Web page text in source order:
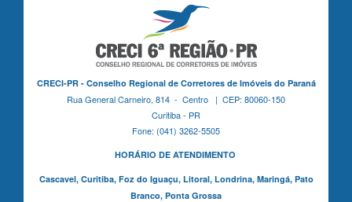
CRECI-PR - Conselho Regional de Corretores de Imóveis do Paraná
Rua General Carneiro, 814 - Centro | CEP: 80060-150
Curitiba - PR
Fone: (041) 3262-5505
HORÁRIO DE ATENDIMENTO
Cascavel, Curitiba,Foz do Iguaçu, Litoral, Londrina, Maringá, Pato
Branco, Ponta Grossa